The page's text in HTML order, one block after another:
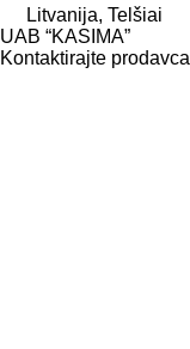
Litvanija, Telšiai
UAB “KASIMA”
Kontaktirajte prodavca